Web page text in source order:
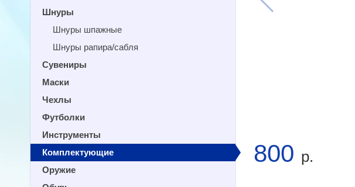
800 р.
Шнуры
Шнуры шпажные
Шнуры рапира/сабля
Сувениры
Маски
Чехлы
Футболки
Инструменты
Комплектующие
Оружие